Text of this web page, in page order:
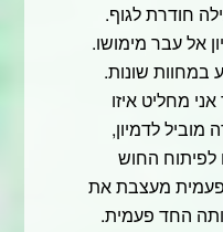
חודרת לגוף.
אל עבר מימושו.
במחוות שונות.
מחליט איזו
לדמיון,
לפיתוח החוש
פעמית מעצבת את
החד פעמית.